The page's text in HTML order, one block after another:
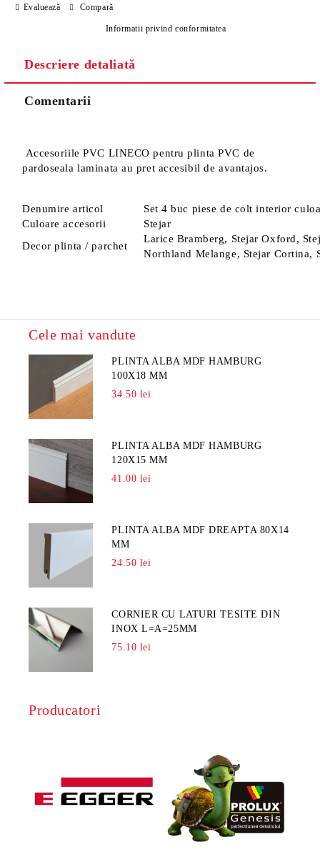
Sunt de acord cuPolitica de confidentialitate
Noi vă vom contacta pentru finalizarea comenzii.
Evaluează Compară
Informatii privind conformitatea
Descriere detaliată
Comentarii
Accesoriile PVC LINECO pentru plinta PVC de
pardoseala laminata au pret accesibil de avantajos.
Denumire articol
Set 4 buc piese de colt interior
Culoare accesorii
Stejar
Decor plinta / parchet
Larice Bramberg, Stejar Oxford,
Northland Melange, Stejar Cortina,
Cele mai vandute
PLINTA ALBA MDF HAMBURG
100X18 MM
34.50 lei
PLINTA ALBA MDF HAMBURG
120X15 MM
41.00 lei
PLINTA ALBA MDF DREAPTA 80X14
MM
24.50 lei
CORNIER CU LATURI TESITE DIN
INOX L=A=25MM
75.10 lei
Producatori